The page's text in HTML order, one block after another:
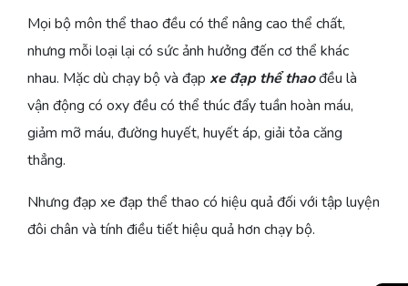
Mọi bộ môn thể thao đều có thể nâng cao thể chất,
nhưng mỗi loại lại có sức ảnh hưởng đến cơ thể khác
nhau. Mặc dù chạy bộ và đạp xe đạp thể thaođều là
vận động có oxy đều có thể thúc đẩy tuần hoàn máu,
giảm mỡ máu, đường huyết, huyết áp, giải tỏa căng
thẳng.
Nhưng đạp xe đạp thể thao có hiệu quả đối với tập luyện
đôi chân và tính điều tiết hiệu quả hơn chạy bộ.